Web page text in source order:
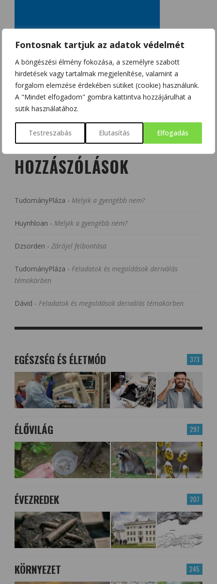
Fontosnak tartjuk az adatok védelmét
A böngészési élmény fokozása, a személyre szabott
hirdetések vagy tartalmak megjelenítése, valamint a
forgalom elemzése érdekében sütiket (cookie) használunk.
A "Mindet elfogadom" gombra kattintva hozzájárulhat a
sütik használatához.
Testreszabás Elutasítás Elfogadás
LEGUTÓBBI
HOZZÁSZÓLÁSOK
TudományPláza - Melyik a gyengébb nem?
Huynhloan - Melyik a gyengébb nem?
Dzsorden - Zárójel felbontása
TudományPláza - Feladatok és megoldások deriválás
témakörben
Dávid - Feladatok és megoldások deriválás témakörben
373
EGÉSZSÉG ÉS ÉLETMÓD
297
ÉLŐVILÁG
207
ÉVEZREDEK
245
KÖRNYEZET